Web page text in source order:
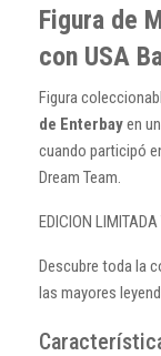
Figura de
con USA
Figura
de Enterbayen
cuando participó
Dream Team.
EDICION
Descubre toda la
las mayores